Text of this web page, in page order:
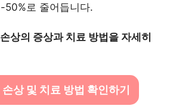
50%로 줄어듭니다.
상의 증상과 치료 방법을 자세히
상 및 치료 방법 확인하기